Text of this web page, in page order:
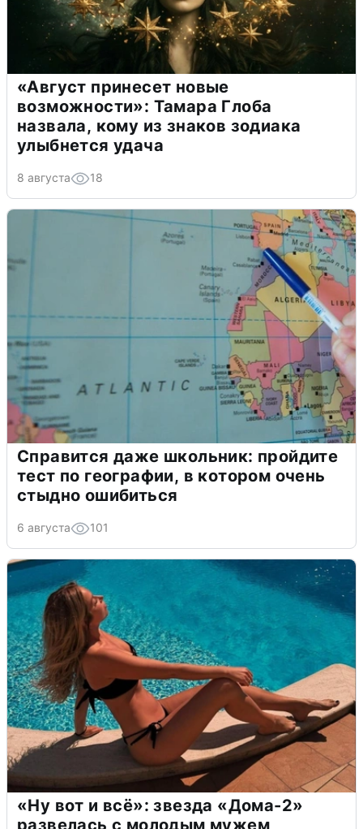
«Август принесет новые
возможности»: Тамара Глоба
назвала, кому из знаков зодиака
улыбнется удача
8 августа 18
Справится даже школьник: пройдите
тест по географии, в котором очень
стыдно ошибиться
6 августа 101
«Ну вот и всё»: звезда «Дома-2»
развелась с молодым мужем